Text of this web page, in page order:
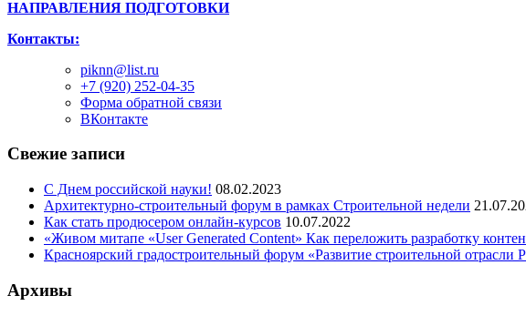
НАПРАВЛЕНИЯ ПОДГОТОВКИ
Контакты:
piknn@list.ru
+7 (920) 252-04-35
Форма обратной связи
ВКонтакте
Свежие записи
С Днем российской науки! 08.02.2023
Архитектурно-строительный форум в рамках Строительной недели
Как стать продюсером онлайн-курсов 10.07.2022
«Живом митапе «User Generated Content» Как переложить разработку
Красноярский градостроительный форум «Развитие строительной отрасли
Архивы